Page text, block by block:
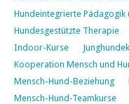
Hundeintegrierte Pädagogik
Hundesgestützte Therapie
Indoor-Kurse
Kooperation Mensch und
Mensch-Hund-Beziehung
Mensch-Hund-Teamkurse